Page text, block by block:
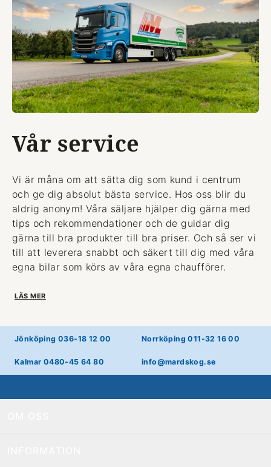
Vår service
Vi är måna om att sätta dig som kund i centrum
och ge dig absolut bästa service. Hos oss blir du
aldrig anonym! Våra säljare hjälper dig gärna med
tips och rekommendationer och de guidar dig
gärna till bra produkter till bra priser. Och så ser vi
till att leverera snabbt och säkert till dig med våra
egna bilar som körs av våra egna chaufförer.
LÄS MER
Jönköping 036-18 12 00 Norrköping 011-32 16 00
Kalmar 0480-45 64 80 info@mardskog.se